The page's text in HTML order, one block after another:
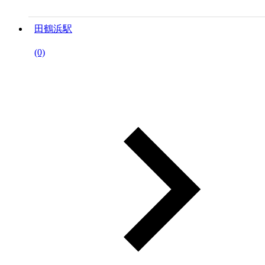
田鶴浜駅
(0)